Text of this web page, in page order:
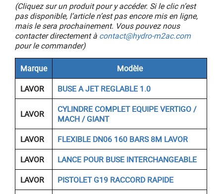
(Cliquez sur un produit pour y accéder. Si le clic n’est
pas disponible, l’article n’est pas encore mis en ligne,
mais le sera prochainement. Vous pouvez nous
contacter directement à contact@hydro-m2ac.com
pour le commander)
Marque
Modèle
LAVOR
BUSE A JET REGLABLE 1.0
LAVOR
CYLINDRE COMPLET EQUIPE VERTIGO /
MACH / GIANT
LAVOR
FLEXIBLE DN06 160 BARS 8M LAVOR
LAVOR
LANCE POUR BUSE INTERCHANGEABLE
LAVOR
PISTOLET G19 RACCORD RAPIDE